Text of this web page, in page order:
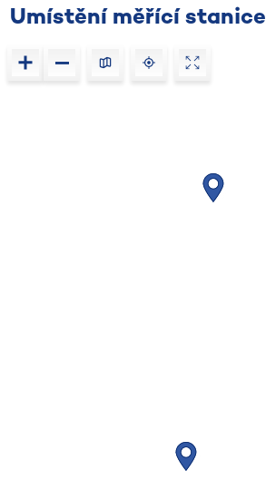
Umístění měřící stanice